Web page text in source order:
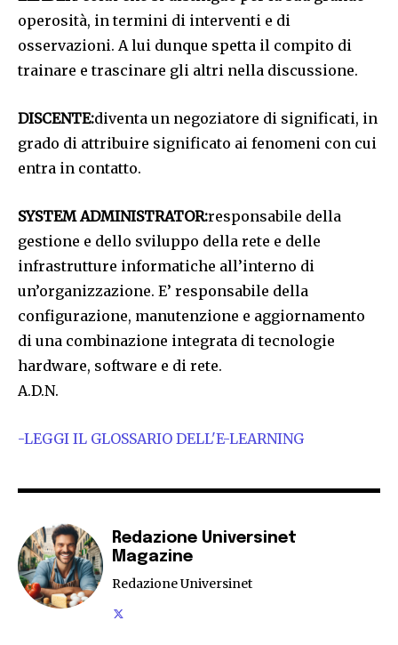
operosità, in termini di interventi e di
osservazioni. A lui dunque spetta il compito di
trainare e trascinare gli altri nella discussione.
DISCENTE:diventa un negoziatore di significati, in
grado di attribuire significato ai fenomeni con cui
entra in contatto.
SYSTEM ADMINISTRATOR:responsabile della
gestione e dello sviluppo della rete e delle
infrastrutture informatiche all’interno di
un’organizzazione. E’ responsabile della
configurazione, manutenzione e aggiornamento
di una combinazione integrata di tecnologie
hardware, software e di rete.
A.D.N.
-LEGGI IL GLOSSARIO DELL'E-LEARNING
Redazione Universinet
Magazine
Redazione Universinet